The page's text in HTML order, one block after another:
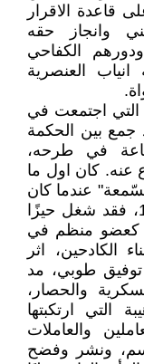
قاعدة الاقرار
وانجاز حقه
الكفاحي
انياب العنصرية
التي اجتمعت في
جمع بين الحكمة
في طرحه،
عنه. كان اول ما
عندما كان
عمري أحد عشر عاما، في العام 1956، فقد شغل حيزًا
كعضو منظم في
الكادحين، اثر
توفيق طوبي، مد
والحصار،
التي ارتكبتها
والعاملات
ونشر وفضح